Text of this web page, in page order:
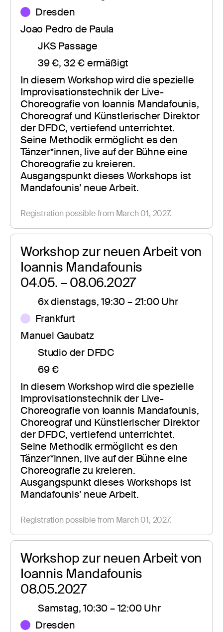
Dresden
Joao Pedro de Paula
JKS Passage
39 €, 32 € ermäßigt
In diesem Workshop wird die spezielle
Improvisationstechnik der Live-
Choreografie von Ioannis Mandafounis,
Choreograf und Künstlerischer Direktor
der DFDC, vertiefend unterrichtet.
Seine Methodik ermöglicht es den
Tänzer*innen, live auf der Bühne eine
Choreografie zu kreieren.
Ausgangspunkt dieses Workshops ist
Mandafounis’ neue Arbeit.
Registration possible from March 01, 2027.
Workshop zur neuen Arbeit von
Ioannis Mandafounis
04.05. – 08.06.2027
6x dienstags, 19:30 – 21:00 Uhr
Frankfurt
Manuel Gaubatz
Studio der DFDC
69 €
In diesem Workshop wird die spezielle
Improvisationstechnik der Live-
Choreografie von Ioannis Mandafounis,
Choreograf und Künstlerischer Direktor
der DFDC, vertiefend unterrichtet.
Seine Methodik ermöglicht es den
Tänzer*innen, live auf der Bühne eine
Choreografie zu kreieren.
Ausgangspunkt dieses Workshops ist
Mandafounis’ neue Arbeit.
Registration possible from March 01, 2027.
Workshop zur neuen Arbeit von
Ioannis Mandafounis
08.05.2027
Samstag, 10:30 – 12:00 Uhr
Dresden